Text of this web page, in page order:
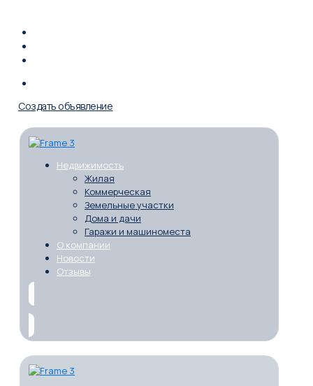
Создать объявление
Недвижимость
Жилая
Коммерческая
Земельные участки
Дома и дачи
Гаражи и машиноместа
О компании
Новости
Отзывы